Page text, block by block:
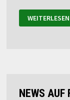
WEITERLESEN
NEWS AUF